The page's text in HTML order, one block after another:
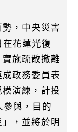
，中央災害
花蓮光復
施疏散撤離
政務委員表
演練，計投
參與，目的
，並將於明